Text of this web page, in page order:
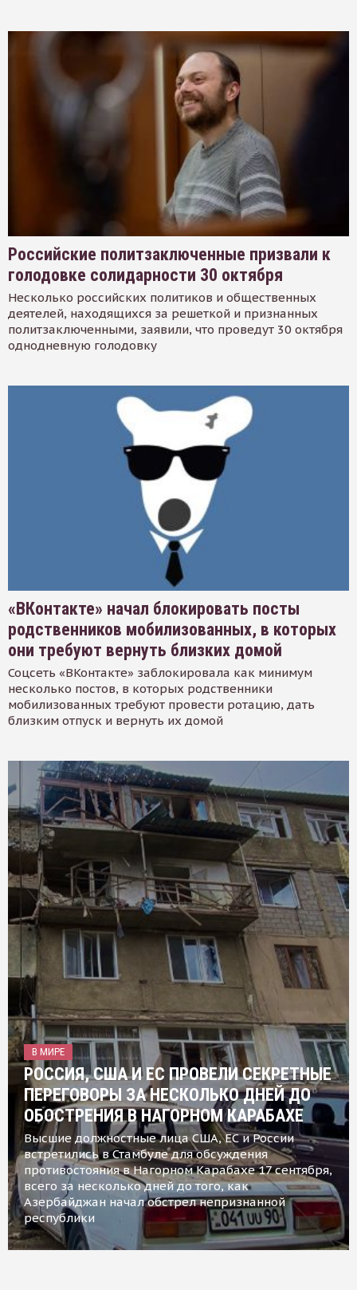
Российские политзаключенные призвали к
голодовке солидарности 30 октября
Несколько российских политиков и общественных
деятелей, находящихся за решеткой и признанных
политзаключенными, заявили, что проведут 30 октября
однодневную голодовку
«ВКонтакте» начал блокировать посты
родственников мобилизованных, в которых
они требуют вернуть близких домой
Соцсеть «ВКонтакте» заблокировала как минимум
несколько постов, в которых родственники
мобилизованных требуют провести ротацию, дать
близким отпуск и вернуть их домой
В МИРЕ
РОССИЯ, США И ЕС ПРОВЕЛИ СЕКРЕТНЫЕ
ПЕРЕГОВОРЫ ЗА НЕСКОЛЬКО ДНЕЙ ДО
ОБОСТРЕНИЯ В НАГОРНОМ КАРАБАХЕ
Высшие должностные лица США, ЕС и России
встретились в Стамбуле для обсуждения
противостояния в Нагорном Карабахе 17 сентября,
всего за несколько дней до того, как
Азербайджан начал обстрел непризнанной
республики